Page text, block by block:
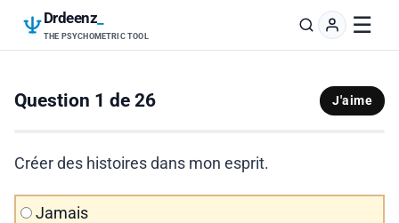
Drdeenz
THE PSYCHOMETRIC TOOL ☰
Question 1 de 26 J'aime
Créer des histoires dans mon esprit.
Jamais